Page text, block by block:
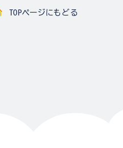
TOPページにもどる